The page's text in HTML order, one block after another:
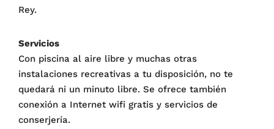
Rey.
Servicios
Con piscina al aire libre y muchas otras
instalaciones recreativas a tu disposición, no te
quedará ni un minuto libre. Se ofrece también
conexión a Internet wifi gratis y servicios de
conserjería.